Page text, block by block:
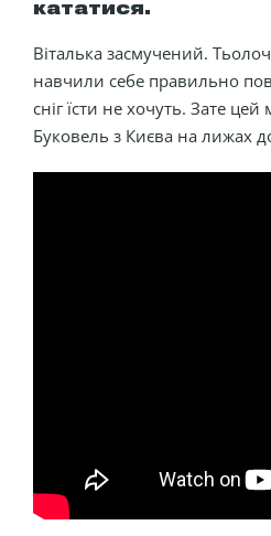
кататися.
Віталька засмучений.
навчили себе правильно
сніг їсти не хочуть. Зате
Буковель з Києва на лижах